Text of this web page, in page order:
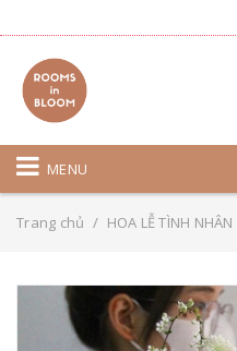
MENU
Trang chủ / HOA LỄ TÌNH NHÂN